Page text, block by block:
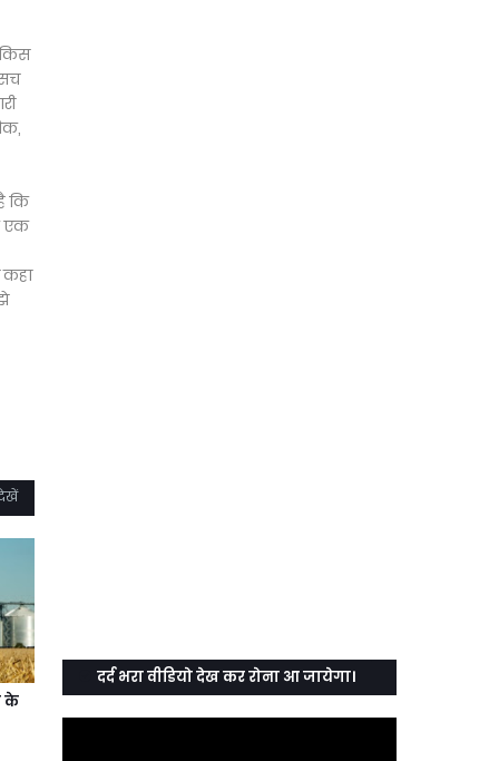
कि
एक
कहा
के
दर्द भरा वीडियो देख कर रोना आ जायेगा।